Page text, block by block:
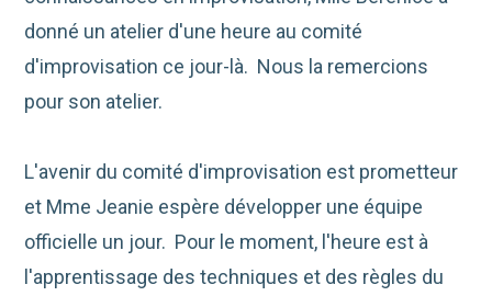
donné un atelier d'une heure au comité
d'improvisation ce jour-là. Nous la remercions
pour son atelier.
L'avenir du comité d'improvisation est prometteur
et Mme Jeanie espère développer une équipe
officielle un jour. Pour le moment, l'heure est à
l'apprentissage des techniques et des règles du